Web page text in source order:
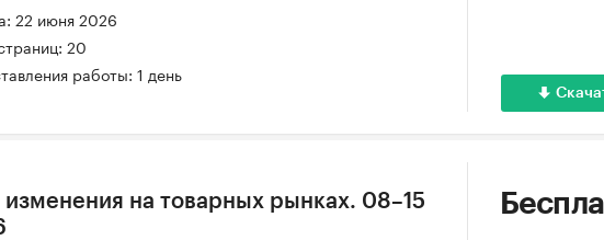
22 июня 2026
20
работы: 1 день
на товарных рынках. 08–15